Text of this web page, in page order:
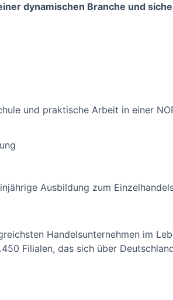
dynamischen Branche und
und praktische Arbeit in einer
Ausbildung zum
Handelsunternehmen im
Filialen, das sich über